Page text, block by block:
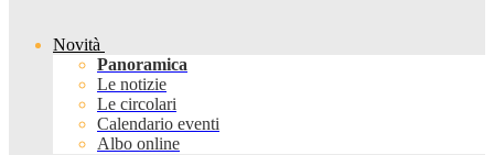
Novità
Panoramica
Le notizie
Le circolari
Calendario eventi
Albo online